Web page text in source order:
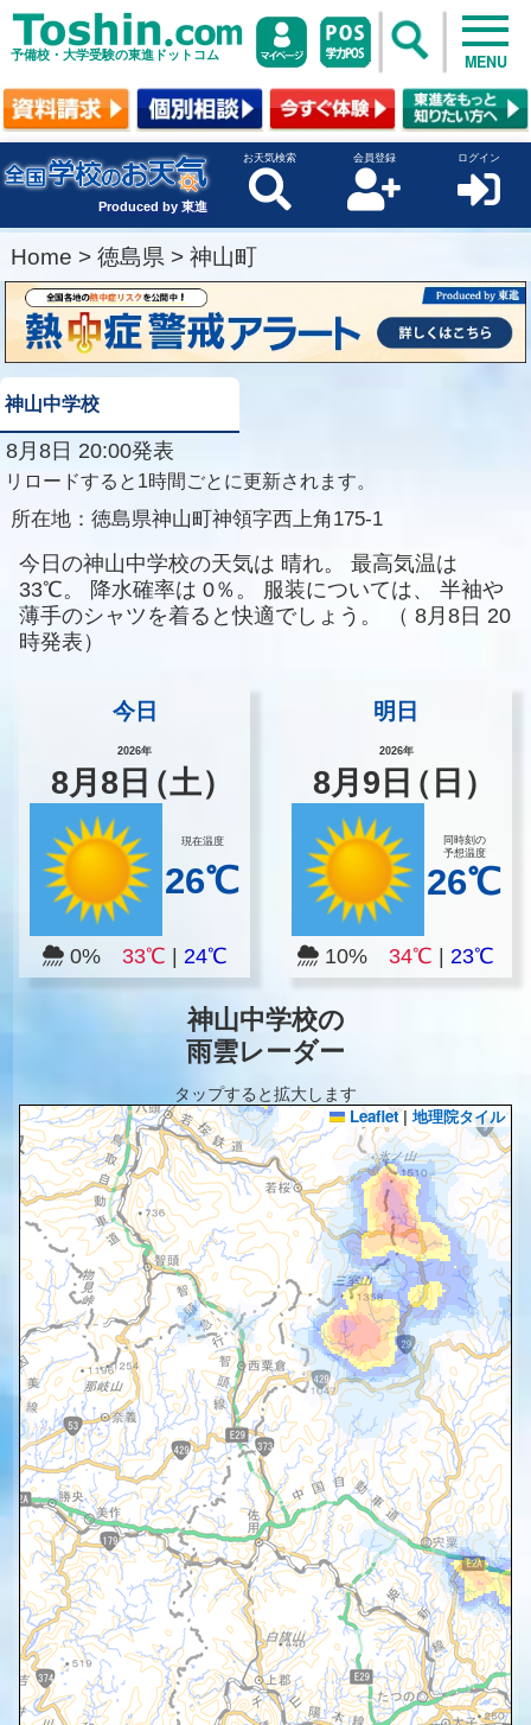
予備校・大学受験の東進ドットコム MENU
Produced by 東進
お天気検索 会員登録 ログイン
Home > 徳島県 > 神山町
神山中学校
8月8日 20:00発表
リロードすると1時間ごとに更新されます。
所在地： 徳島県神山町神領字西上角175-1
今日の神山中学校の天気は 晴れ。
最高気温は
33℃。
降水確率は 0％。 服装については、
半袖や
薄手のシャツを着ると快適でしょう。
（ 8月8日 20
時発表）
今日
2026年
8月8 日（土）
現在温度
26℃
0% 33℃ 24℃
明日
2026年
8月 9 日（日）
同時刻の
予想温度
26℃
10%34℃ |23℃
神山中学校の
雨雲レーダー
タップすると拡大します
Leaflet | 地理院タイル